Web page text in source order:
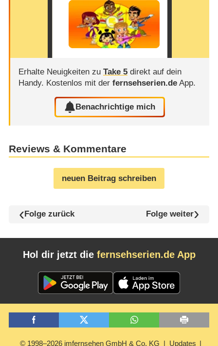
Erhalte Neuigkeiten zu Take 5direkt auf dein
Handy. Kostenlos mit der fernsehserien.deApp.
Benachrichtige mich
Reviews & Kommentare
neuen Beitrag schreiben
Folge zurück Folge weiter
Hol dir jetzt die fernsehserien.de App
© 1998–2026 imfernsehen GmbH & Co. KG Updates